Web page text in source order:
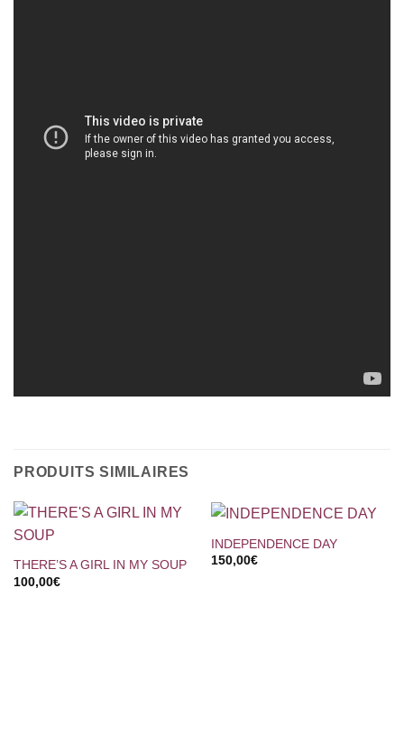
PRODUITS SIMILAIRES
THERE’S A GIRL IN MY SOUP
100,00€
INDEPENDENCE DAY
150,00€